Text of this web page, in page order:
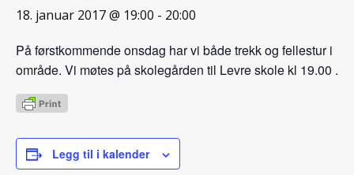
18. januar 2017 @ 19:00 - 20:00
På førstkommende onsdag har vi både trekk og fellestur i
område. Vi møtes på skolegården til Levre skole kl 19.00 .
Legg til i kalender